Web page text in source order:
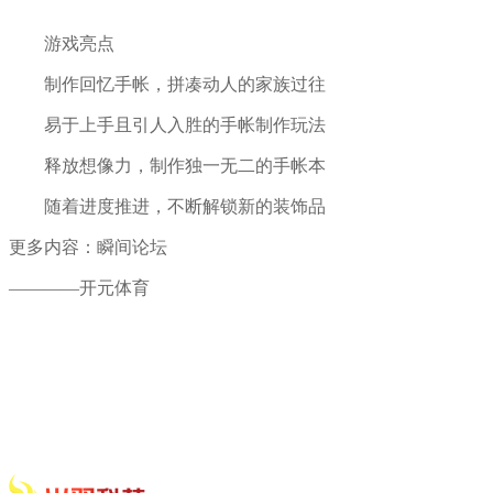
游戏亮点
制作回忆手帐，拼凑动人的家族过往
易于上手且引人入胜的手帐制作玩法
释放想像力，制作独一无二的手帐本
随着进度推进，不断解锁新的装饰品
更多内容：瞬间论坛
————开元体育